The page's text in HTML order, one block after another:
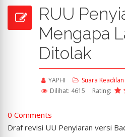
RUU
Mengapa
Ditolak
YAPHI Suara Keadilan
Dilihat: 4615
Rating:
0 Comments
Draf revisi UU Penyiaran versi